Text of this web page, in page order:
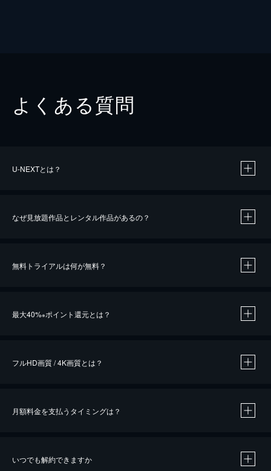
よくある質問
U-NEXTとは？
なぜ見放題作品とレンタル作品があるの？
無料トライアルは何が無料？
最大40%※ポイント還元とは？
※40％ポイント還元の対象は、クレジットカード決済による作品の購入 / レンタルです。
フルHD画質 / 4K画質とは？
月額料金を支払うタイミングは？
いつでも解約できますか